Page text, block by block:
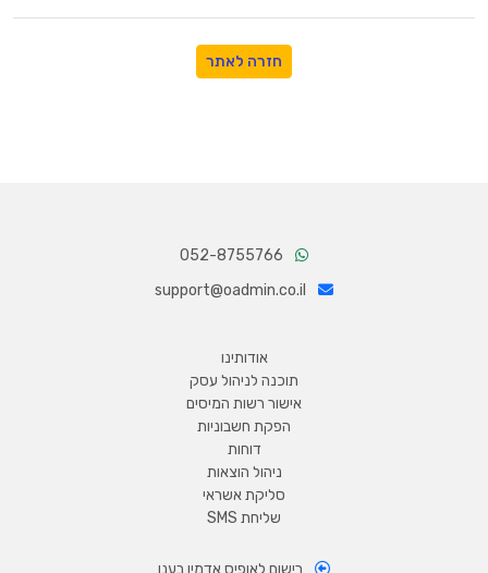
חזרה לאתר
אודותינו
תוכנה לניהול עסק
אישור רשות המיסים
הפקת חשבוניות
דוחות
ניהול הוצאות
סליקת אשראי
שליחת SMS
רישום לאופיס אדמין בענן